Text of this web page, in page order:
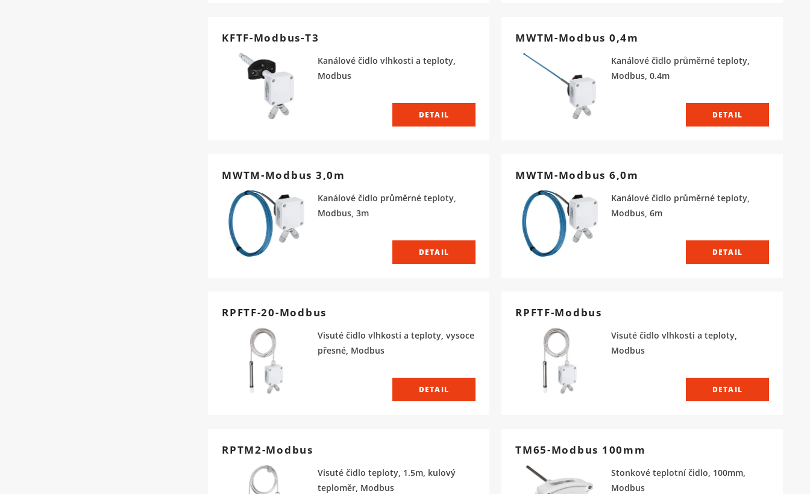
KFTF-Modbus-T3
Kanálové čidlo vlhkosti a teploty,
Modbus
DETAIL
MWTM-Modbus 0,4m
Kanálové čidlo průměrné teploty,
Modbus, 0.4m
DETAIL
MWTM-Modbus 3,0m
Kanálové čidlo průměrné teploty,
Modbus, 3m
DETAIL
MWTM-Modbus 6,0m
Kanálové čidlo průměrné teploty,
Modbus, 6m
DETAIL
RPFTF-20-Modbus
Visuté čidlo vlhkosti a teploty, vysoce
přesné, Modbus
DETAIL
RPFTF-Modbus
Visuté čidlo vlhkosti a teploty,
Modbus
DETAIL
RPTM2-Modbus
Visuté čidlo teploty, 1.5m, kulový
teploměr, Modbus
TM65-Modbus 100mm
Stonkové teplotní čidlo, 100mm,
Modbus